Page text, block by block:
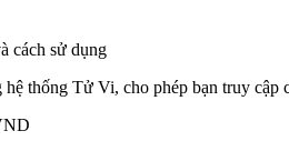
cách sử dụng
thống Tử Vi, cho phép bạn truy cập